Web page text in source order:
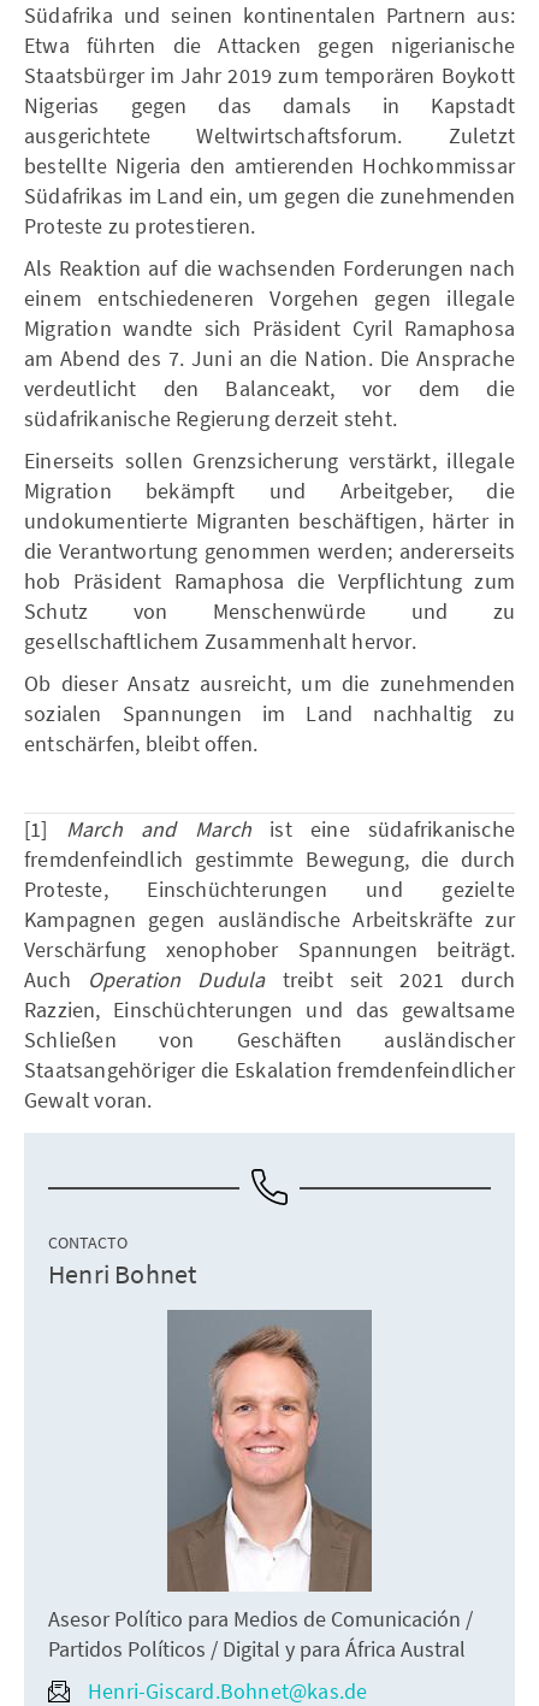
Südafrika und seinen kontinentalen Partnern aus:
Etwa führten die Attacken gegen nigerianische
Staatsbürger im Jahr 2019 zum temporären Boykott
Nigerias gegen das damals in Kapstadt
ausgerichtete Weltwirtschaftsforum. Zuletzt
bestellte Nigeria den amtierenden Hochkommissar
Südafrikas im Land ein, um gegen die zunehmenden
Proteste zu protestieren.
Als Reaktion auf die wachsenden Forderungen nach
einem entschiedeneren Vorgehen gegen illegale
Migration wandte sich Präsident Cyril Ramaphosa
am Abend des 7. Juni an die Nation. Die Ansprache
verdeutlicht den Balanceakt, vor dem die
südafrikanische Regierung derzeit steht.
Einerseits sollen Grenzsicherung verstärkt, illegale
Migration bekämpft und Arbeitgeber, die
undokumentierte Migranten beschäftigen, härter in
die Verantwortung genommen werden; andererseits
hob Präsident Ramaphosa die Verpflichtung zum
Schutz von Menschenwürde und zu
gesellschaftlichem Zusammenhalt hervor.
Ob dieser Ansatz ausreicht, um die zunehmenden
sozialen Spannungen im Land nachhaltig zu
entschärfen, bleibt offen.
[1] March and Marchist eine südafrikanische
fremdenfeindlich gestimmte Bewegung, die durch
Proteste, Einschüchterungen und gezielte
Kampagnen gegen ausländische Arbeitskräfte zur
Verschärfung xenophober Spannungen beiträgt.
Auch Operation Dudulatreibt seit 2021 durch
Razzien, Einschüchterungen und das gewaltsame
Schließen von Geschäften ausländischer
Staatsangehöriger die Eskalation fremdenfeindlicher
Gewalt voran.
CONTACTO
Henri Bohnet
Asesor Político para Medios de Comunicación /
Partidos Políticos / Digital y para África Austral
Henri-Giscard.Bohnet@kas.de